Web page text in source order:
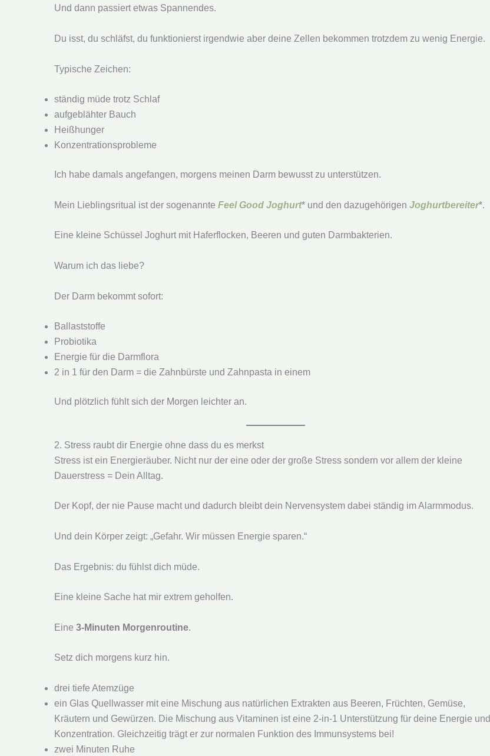
Und dann passiert etwas Spannendes.
Du isst, du schläfst, du funktionierst irgendwie aber deine Zellen bekommen trotzdem zu wenig Energie.
Typische Zeichen:
ständig müde trotz Schlaf
aufgeblähter Bauch
Heißhunger
Konzentrationsprobleme
Ich habe damals angefangen, morgens meinen Darm bewusst zu unterstützen.
Mein Lieblingsritual ist der sogenannte Feel Good Joghurt* und den dazugehörigen Joghurtbereiter*.
Eine kleine Schüssel Joghurt mit Haferflocken, Beeren und guten Darmbakterien.
Warum ich das liebe?
Der Darm bekommt sofort:
Ballaststoffe
Probiotika
Energie für die Darmflora
2 in 1 für den Darm = die Zahnbürste und Zahnpasta in einem
Und plötzlich fühlt sich der Morgen leichter an.
2. Stress raubt dir Energie ohne dass du es merkst
Stress ist ein Energieräuber. Nicht nur der eine oder der große Stress sondern vor allem der kleine
Dauerstress = Dein Alltag.
Der Kopf, der nie Pause macht und dadurch bleibt dein Nervensystem dabei ständig im Alarmmodus.
Und dein Körper zeigt: „Gefahr. Wir müssen Energie sparen.“
Das Ergebnis: du fühlst dich müde.
Eine kleine Sache hat mir extrem geholfen.
Eine 3-Minuten Morgenroutine.
Setz dich morgens kurz hin.
drei tiefe Atemzüge
ein Glas Quellwasser mit eine Mischung aus natürlichen Extrakten aus Beeren, Früchten, Gemüse,
Kräutern und Gewürzen. Die Mischung aus Vitaminen ist eine 2-in-1 Unterstützung für deine Energie und
Konzentration. Gleichzeitig trägt er zur normalen Funktion des Immunsystems bei!
zwei Minuten Ruhe